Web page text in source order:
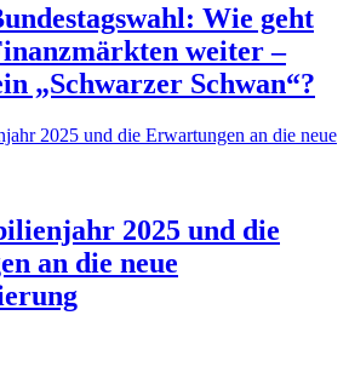
Wie geht
weiter –
„Schwarzer Schwan“?
2025 und die
an die neue